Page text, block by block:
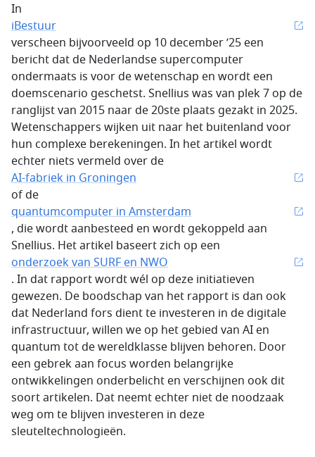
In
iBestuur
verscheen bijvoorveeld op 10 december ’25 een
bericht dat de Nederlandse supercomputer
ondermaats is voor de wetenschap en wordt een
doemscenario geschetst. Snellius was van plek 7 op de
ranglijst van 2015 naar de 20ste plaats gezakt in 2025.
Wetenschappers wijken uit naar het buitenland voor
hun complexe berekeningen. In het artikel wordt
echter niets vermeld over de
AI-fabriek in Groningen
of de
quantumcomputer in Amsterdam
, die wordt aanbesteed en wordt gekoppeld aan
Snellius. Het artikel baseert zich op een
onderzoek van SURF en NWO
. In dat rapport wordt wél op deze initiatieven
gewezen. De boodschap van het rapport is dan ook
dat Nederland fors dient te investeren in de digitale
infrastructuur, willen we op het gebied van AI en
quantum tot de wereldklasse blijven behoren. Door
een gebrek aan focus worden belangrijke
ontwikkelingen onderbelicht en verschijnen ook dit
soort artikelen. Dat neemt echter niet de noodzaak
weg om te blijven investeren in deze
sleuteltechnologieën.